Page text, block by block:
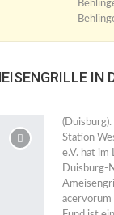
IN
Station
e.V. hat im
Duisburg-
acervorum